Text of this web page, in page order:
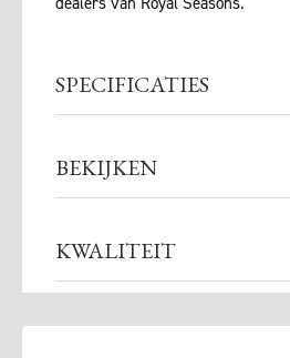
SPECIFICATIES
BEKIJKEN
KWALITEIT